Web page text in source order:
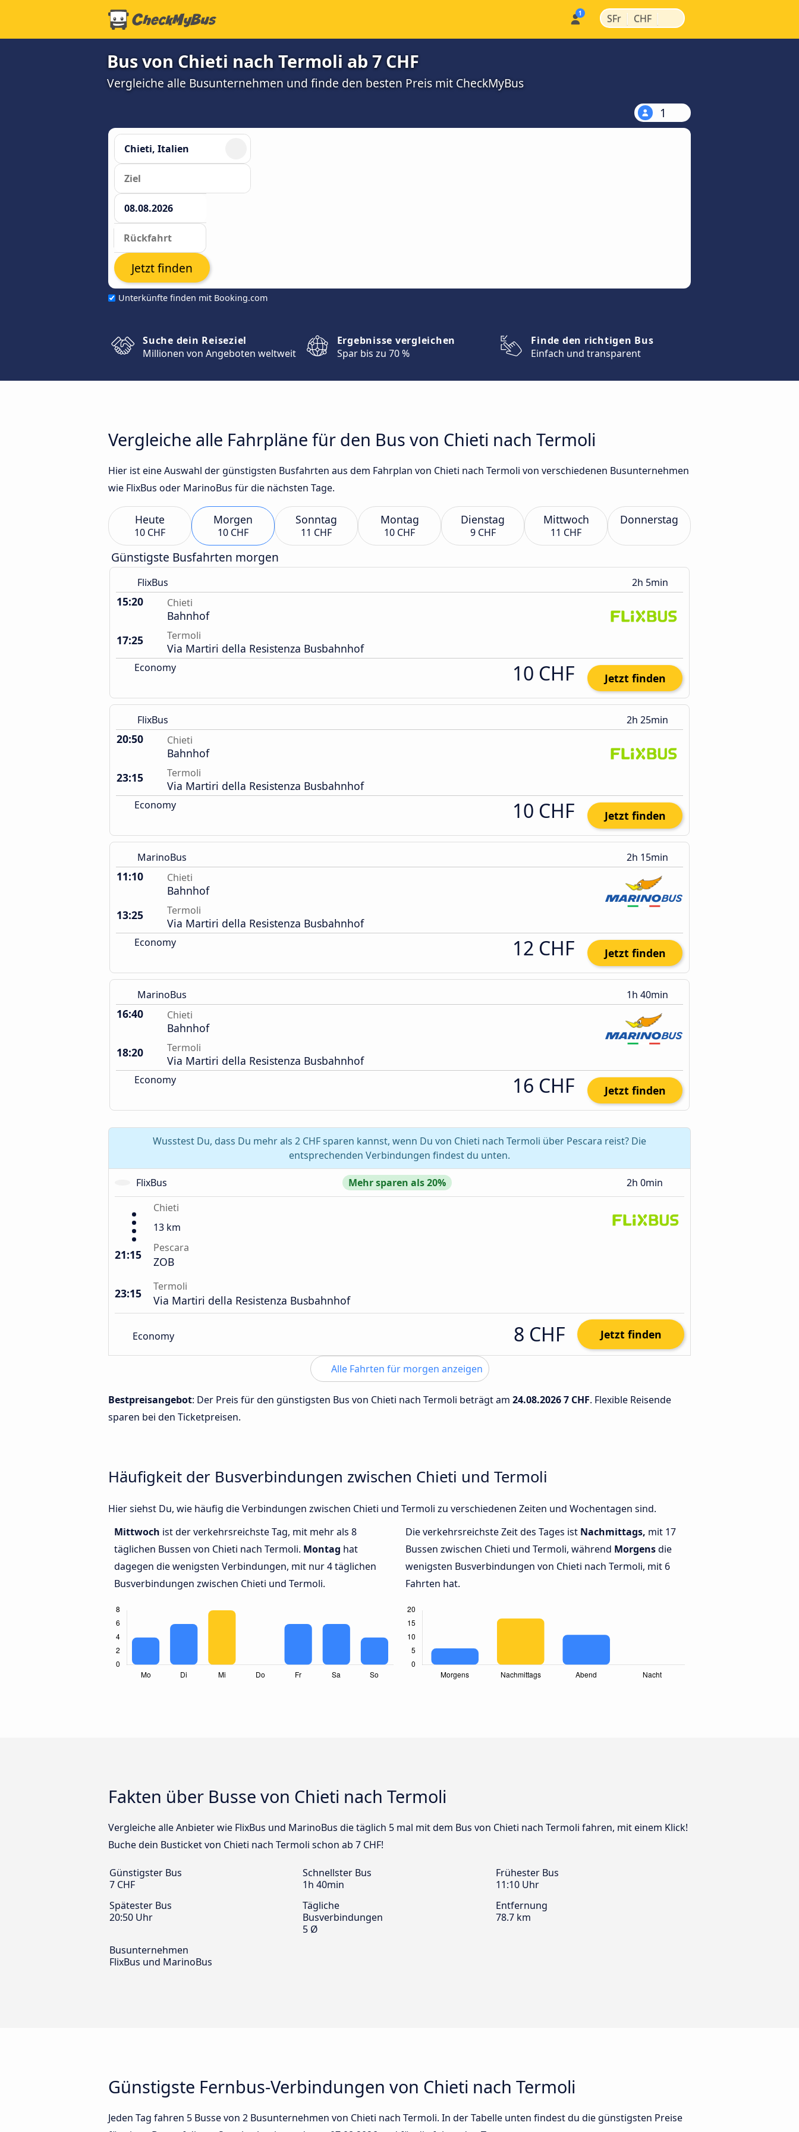
SFr | CHF |
Bus von Chieti nach Termoli ab 7 CHF
Vergleiche alle Busunternehmen und finde den besten Preis mit CheckMyBus
1
Unterkünfte finden mit Booking.com
Jetzt finden
Suche dein Reiseziel
Millionen von Angeboten weltweit
Ergebnisse vergleichen
Spar bis zu 70 %
Finde den richtigen Bus
Einfach und transparent
Vergleiche alle Fahrpläne für den Bus von Chieti nach Termoli
Hier ist eine Auswahl der günstigsten Busfahrten aus dem Fahrplan von Chieti nach Termoli von verschiedenen Busunternehmen
wie FlixBus oder MarinoBus für die nächsten Tage.
Heute
10 CHF
Morgen
10 CHF
Sonntag
11 CHF
Montag
10 CHF
Dienstag
9 CHF
Mittwoch
11 CHF
Donnerstag
Günstigste Busfahrten morgen
FlixBus 2h 5min
15:20 Chieti
Bahnhof
17:25
Termoli
Via Martiri della Resistenza Busbahnhof
Economy 10 CHF Jetzt finden
FlixBus 2h 25min
20:50 Chieti
Bahnhof
23:15
Termoli
Via Martiri della Resistenza Busbahnhof
Economy 10 CHF Jetzt finden
MarinoBus 2h 15min
11:10 Chieti
Bahnhof
13:25
Termoli
Via Martiri della Resistenza Busbahnhof
Economy 12 CHF Jetzt finden
MarinoBus 1h 40min
16:40 Chieti
Bahnhof
18:20
Termoli
Via Martiri della Resistenza Busbahnhof
Economy 16 CHF Jetzt finden
Wusstest Du, dass Du mehr als 2 CHF sparen kannst, wenn Du von Chieti nach Termoli über Pescara reist? Die
entsprechenden Verbindungen findest du unten.
FlixBus Mehr sparen als 20%
2h 0min
Chieti
13 km
21:15 Pescara
ZOB
23:15 Termoli
Via Martiri della Resistenza Busbahnhof
Economy 8 CHF Jetzt finden
Alle Fahrten für morgen anzeigen
Bestpreisangebot: Der Preis für den günstigsten Bus von Chieti nach Termoli beträgt am 24.08.20267 CHF. Flexible Reisende
sparen bei den Ticketpreisen.
Häufigkeit der Busverbindungen zwischen Chieti und Termoli
Hier siehst Du, wie häufig die Verbindungen zwischen Chieti und Termoli zu verschiedenen Zeiten und Wochentagen sind.
Mittwoch ist der verkehrsreichste Tag, mit mehr als 8
täglichen Bussen von Chieti nach Termoli. Montag hat
dagegen die wenigsten Verbindungen, mit nur 4 täglichen
Busverbindungen zwischen Chieti und Termoli.
Die verkehrsreichste Zeit des Tages ist Nachmittags, mit 17
Bussen zwischen Chieti und Termoli, während Morgensdie
wenigsten Busverbindungen von Chieti nach Termoli, mit 6
Fahrten hat.
Fakten über Busse von Chieti nach Termoli
Vergleiche alle Anbieter wie FlixBus und MarinoBus die täglich 5 mal mit dem Bus von Chieti nach Termoli fahren, mit einem Klick!
Buche dein Busticket von Chieti nach Termoli schon ab 7 CHF!
Günstigster Bus
7 CHF
Schnellster Bus
1h 40min
Frühester Bus
11:10 Uhr
Spätester Bus
20:50 Uhr
Tägliche
Busverbindungen
5 Ø
Entfernung
78.7 km
Busunternehmen
FlixBus und MarinoBus
Günstigste Fernbus-Verbindungen von Chieti nach Termoli
Jeden Tag fahren 5 Busse von 2 Busunternehmen von Chieti nach Termoli. In der Tabelle unten findest du die günstigsten Preise